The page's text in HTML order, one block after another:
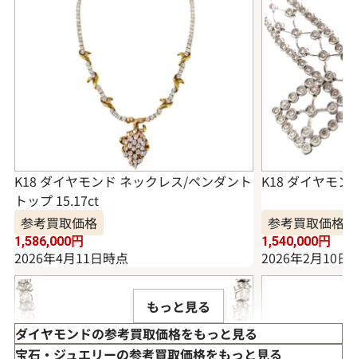
K18 ダイヤモンド ネックレス/ペンダント
トップ 15.17ct
参考買取価格
1,586,000円
2026年4月11日時点
K18 ダイヤモン
参考買取価格
1,540,000円
2026年2月10日
もっと見る
ダイヤモンドの参考買取価格をもっと見る
宝石・ジュエリーの参考買取価格をもっと見る